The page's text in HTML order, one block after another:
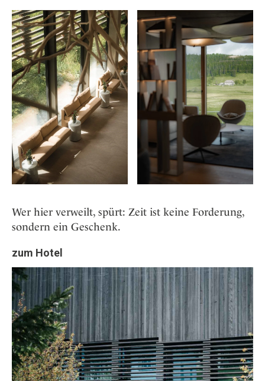
Wer hier verweilt, spürt: Zeit ist keine Forderung,
sondern ein Geschenk.
zum Hotel